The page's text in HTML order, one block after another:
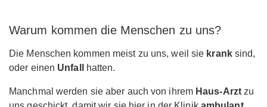
Warum kommen die Menschen zu uns?
Die Menschen kommen meist zu uns, weil sie kranksind,
oder einen Unfall hatten.
Manchmal werden sie aber auch von ihrem Haus-Arztzu